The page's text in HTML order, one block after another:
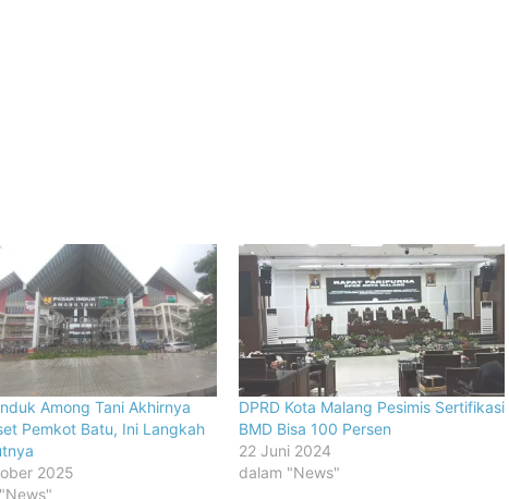
Among Tani Akhirnya
Pemkot Batu, Ini Langkah
2025
DPRD Kota Malang Pesimis Sertifikasi
BMD Bisa 100 Persen
22 Juni 2024
dalam "News"